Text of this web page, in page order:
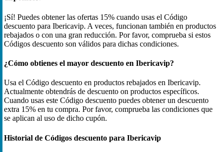
¡Sí! Puedes obtener las ofertas 15% cuando usas el Código
descuento para Ibericavip. A veces, funcionan también en productos
rebajados o con una gran reducción. Por favor, comprueba si estos
Códigos descuento son válidos para dichas condiciones.
¿Cómo obtienes el mayor descuento en Ibericavip?
Usa el Código descuento en productos rebajados en Ibericavip.
Actualmente obtendrás de descuento on productos específicos.
Cuando usas este Código descuento puedes obtener un descuento
extra 15% en tu compra. Por favor, comprueba las condiciones que
se aplican al uso de dicho cupón.
Historial de Códigos descuento para Ibericavip